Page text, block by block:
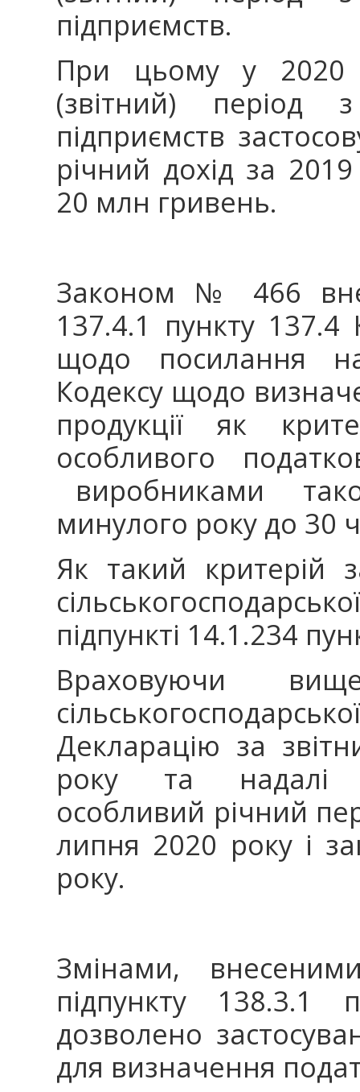
підприємств.
При цьому у 2020
(звітний) період
підприємств
річний дохід за
20 млн гривень.
Законом № 466
137.4.1 пункту 137.4
щодо посилання
Кодексу щодо
продукції як
особливого
виробниками
минулого року до 30
Як такий критерій
підпункті 14.1.234
Враховуючи
Декларацію за
року та надалі
особливий річний
липня 2020 року і
року.
Змінами,
підпункту 138.3.1
дозволено
для визначення